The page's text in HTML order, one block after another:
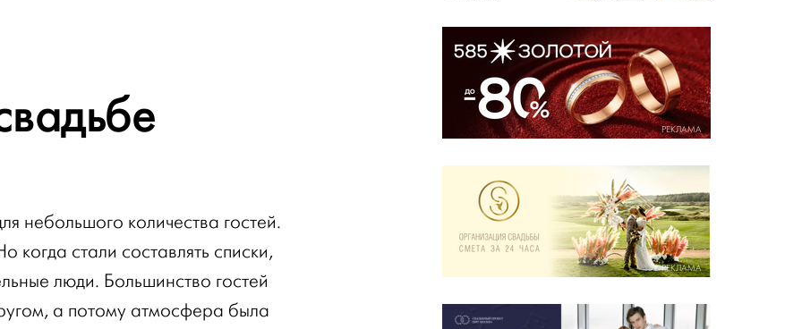
небольшого количества гостей.
когда стали составлять списки,
люди. Большинство гостей
а потому атмосфера была
РЕКЛАМА
РЕКЛАМА